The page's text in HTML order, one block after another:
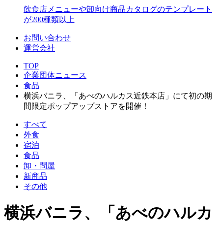
飲食店メニューや卸向け商品カタログのテンプレート
が200種類以上
お問い合わせ
運営会社
TOP
企業団体ニュース
食品
横浜バニラ、「あべのハルカス近鉄本店」にて初の期
間限定ポップアップストアを開催！
すべて
外食
宿泊
食品
卸・問屋
新商品
その他
横浜バニラ、「あべのハルカ